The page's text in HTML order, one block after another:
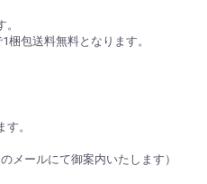
梱包送料無料となります。
。
メールにて御案内いたします）